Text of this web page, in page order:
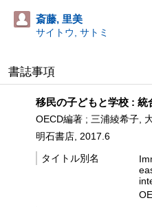
斎藤, 里美
サイトウ, サトミ
書誌事項
移民の子どもと学校 : 統
OECD編著 ; 三浦綾希子,
明石書店, 2017.6
タイトル別名